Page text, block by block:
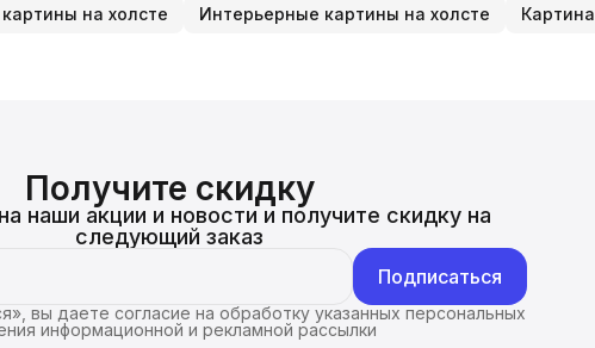
на холсте Интерьерные картины на холсте Картина
Получите скидку
наши акции и новости и получите скидку на
следующий заказ
Подписаться
вы даете согласие на обработку указанных персональных
информационной и рекламной рассылки